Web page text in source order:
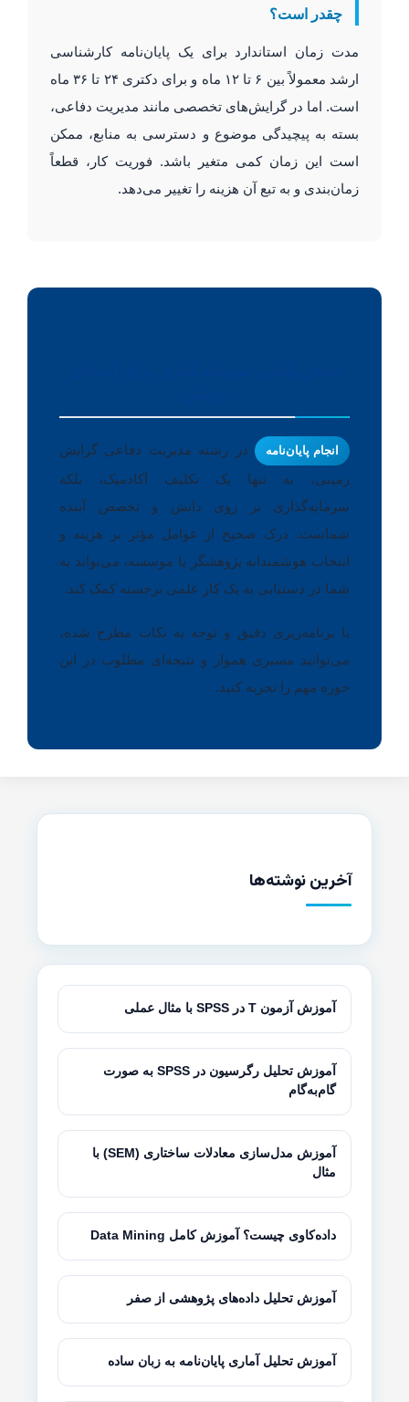
چقدر است؟
مدت زمان استاندارد برای یک پایان‌نامه کارشناسی
ارشد معمولاً بین ۶ تا ۱۲ ماه و برای دکتری ۲۴ تا ۳۶ ماه
است. اما در گرایش‌های تخصصی مانند مدیریت دفاعی،
بسته به پیچیدگی موضوع و دسترسی به منابع، ممکن
است این زمان کمی متغیر باشد. فوریت کار، قطعاً
زمان‌بندی و به تبع آن هزینه را تغییر می‌دهد.
انجام پایان‌نامه
در رشته مدیریت دفاعی گرایش
زمینی، نه تنها یک تکلیف آکادمیک، بلکه
سرمایه‌گذاری بر روی دانش و تخصص آینده
شماست. درک صحیح از عوامل مؤثر بر هزینه و
انتخاب هوشمندانه پژوهشگر یا موسسه، می‌تواند به
شما در دستیابی به یک کار علمی برجسته کمک کند.
با برنامه‌ریزی دقیق و توجه به نکات مطرح شده،
می‌توانید مسیری هموار و نتیجه‌ای مطلوب در این
حوزه مهم را تجربه کنید.
آخرین نوشته‌ها
آموزش آزمون T در SPSS با مثال عملی
آموزش تحلیل رگرسیون در SPSS به صورت
گام‌به‌گام
آموزش مدل‌سازی معادلات ساختاری (SEM) با
مثال
داده‌کاوی چیست؟ آموزش کامل Data Mining
آموزش تحلیل داده‌های پژوهشی از صفر
آموزش تحلیل آماری پایان‌نامه به زبان ساده